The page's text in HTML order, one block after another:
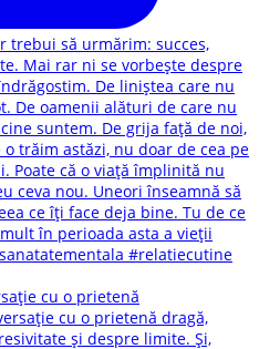
cu o prietenă